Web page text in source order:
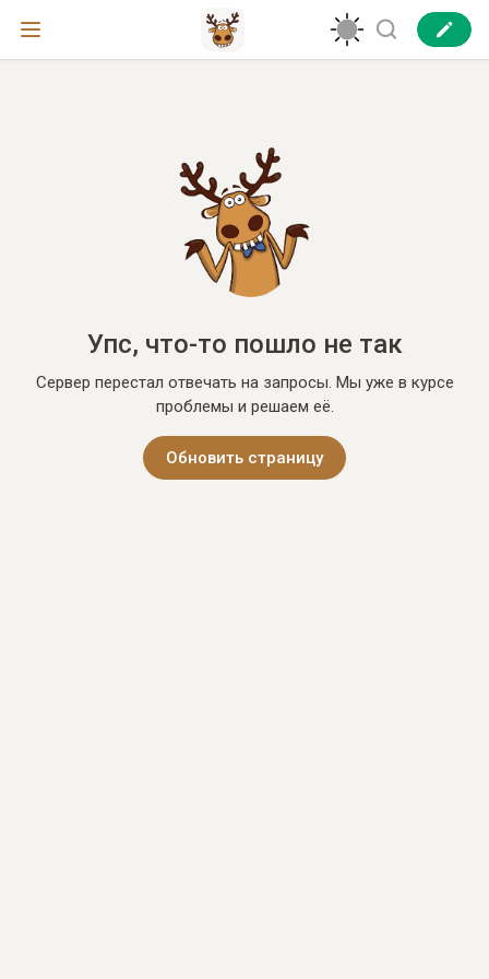
Упс, что-то пошло не так
Сервер перестал отвечать на запросы. Мы уже в курсе
проблемы и решаем её.
Обновить страницу